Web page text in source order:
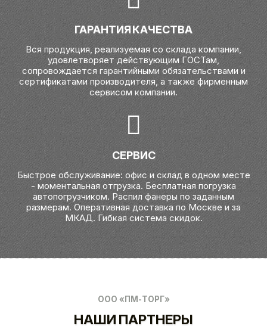
ГАРАНТИЯ КАЧЕСТВА
Вся продукция, реализуемая со склада компании,
удовлетворяет действующим ГОСТам,
сопровождается гарантийными обязательствами и
сертификатами производителя, а также фирменным
сервисом компании.
СЕРВИС
Быстрое обслуживание: офис и склад в одном месте
- моментальная отгрузка. Бесплатная погрузка
автопогрузчиком. Распил фанеры по заданным
размерам. Оперативная доставка по Москве и за
МКАД. Гибкая система скидок.
ООО «ПМ-ТОРГ»
НАШИ ПАРТНЕРЫ